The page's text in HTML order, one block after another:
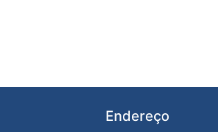
Endereço